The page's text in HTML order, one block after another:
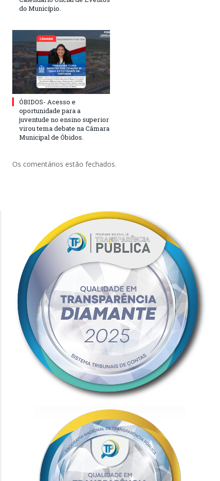
do Município.
ÓBIDOS- Acesso e
oportunidade para a
juventude no ensino superior
virou tema debate na Câmara
Municipal de Óbidos.
Os comentários estão fechados.